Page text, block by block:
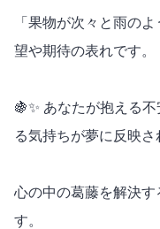
「果物が次々と雨の
望や期待の表れです。
🍇✨ あなたが抱える
る気持ちが夢に反映さ
心の中の葛藤を解決す
す。